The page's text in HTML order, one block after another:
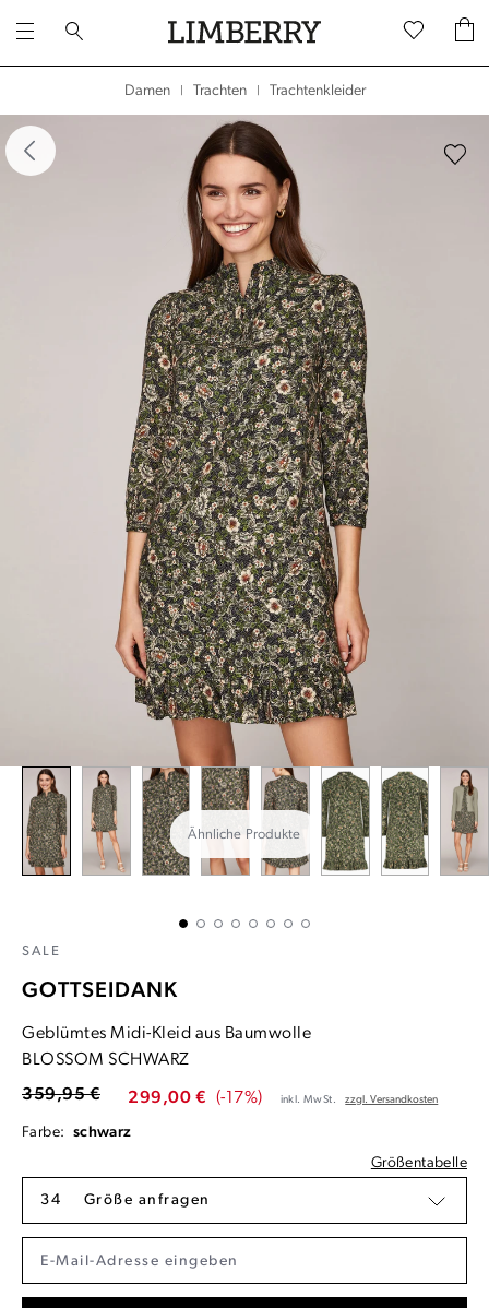
Damen Trachten Trachtenkleider
überspringen
Ähnliche Produkte
SALE
GOTTSEIDANK
Geblümtes Midi-Kleid aus Baumwolle
BLOSSOM SCHWARZ
299,00 € (-17%)
359,95 € inkl. MwSt. zzgl. Versandkosten
Farbe: schwarz
Größentabelle
34 Größe anfragen